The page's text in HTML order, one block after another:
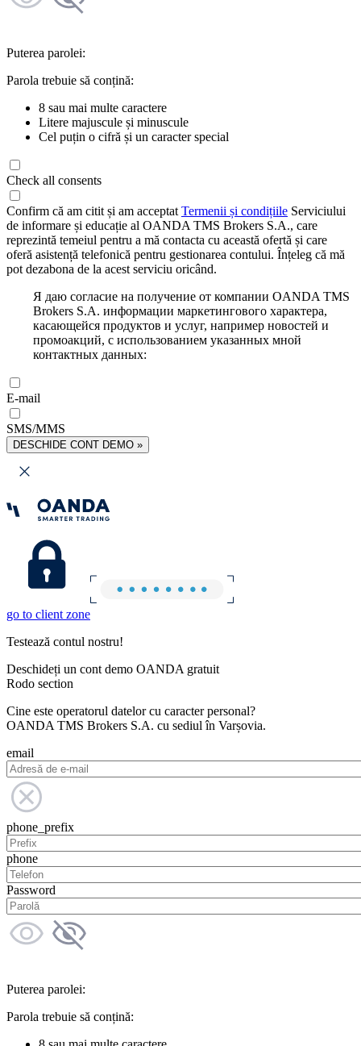
Puterea parolei:
Parola trebuie să conțină:
8 sau mai multe caractere
Litere majuscule și minuscule
Cel puțin o cifră și un caracter special
Check all consents
Confirm că am citit și am acceptat Termenii și condițiile Serviciului
de informare și educație al OANDA TMS Brokers S.A., care
reprezintă temeiul pentru a mă contacta cu această ofertă și care
oferă asistență telefonică pentru gestionarea contului. Înțeleg că mă
pot dezabona de la acest serviciu oricând.
Я даю согласие на получение от компании OANDA TMS
Brokers S.A. информации маркетингового характера,
касающейся продуктов и услуг, например новостей и
промоакций, с использованием указанных мной
контактных данных:
E-mail
SMS/MMS
DESCHIDE CONT DEMO »
go to client zone
Testează contul nostru!
Deschideți un cont demo OANDA gratuit
Rodo section
Cine este operatorul datelor cu caracter personal?
OANDA TMS Brokers S.A. cu sediul în Varșovia.
email
phone_prefix
phone
Password
Puterea parolei:
Parola trebuie să conțină: